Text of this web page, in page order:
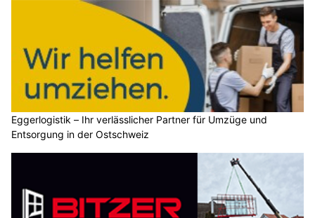
Eggerlogistik – Ihr verlässlicher Partner für Umzüge und
Entsorgung in der Ostschweiz